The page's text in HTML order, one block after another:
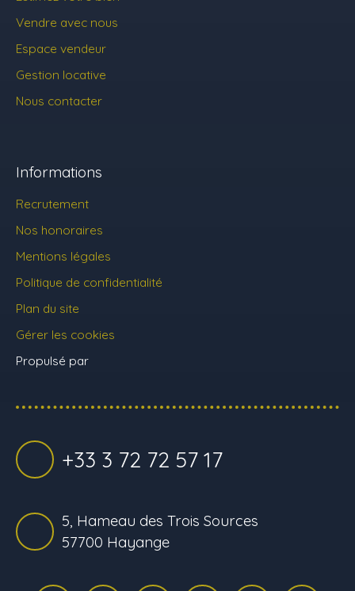
Vendre avec nous
Espace vendeur
Gestion locative
Nous contacter
Informations
Recrutement
Nos honoraires
Mentions légales
Politique de confidentialité
Plan du site
Gérer les cookies
Propulsé par
+33 3 72 72 57 17
5, Hameau des Trois Sources
57700 Hayange